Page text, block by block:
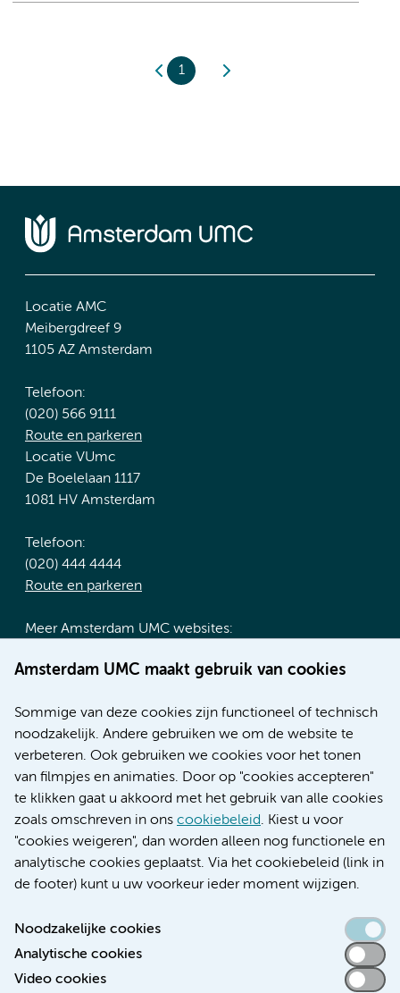
Amsterdam UMC maakt gebruik van cookies
Sommige van deze cookies zijn functioneel of technisch
noodzakelijk. Andere gebruiken we om de website te
verbeteren. Ook gebruiken we cookies voor het tonen
van filmpjes en animaties. Door op "cookies accepteren"
te klikken gaat u akkoord met het gebruik van alle cookies
zoals omschreven in ons cookiebeleid. Kiest u voor
"cookies weigeren", dan worden alleen nog functionele en
analytische cookies geplaatst. Via het cookiebeleid (link in
de footer) kunt u uw voorkeur ieder moment wijzigen.
Noodzakelijke cookies
Analytische cookies
Video cookies
1
Locatie AMC
Meibergdreef 9
1105 AZ Amsterdam
Telefoon:
(020) 566 9111
Route en parkeren
Locatie VUmc
De Boelelaan 1117
1081 HV Amsterdam
Telefoon:
(020) 444 4444
Route en parkeren
Meer Amsterdam UMC websites:
Werken bij Amsterdam UMC
Nieuws
Research
Educatie locatie AMC
Educatie locatie VUmc
Verwijzen & diagnostiek
Toegankelijkheidsverklaring
Responsible disclosure